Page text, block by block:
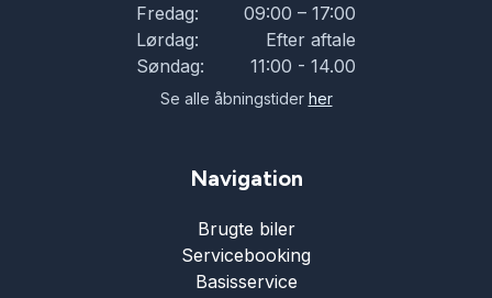
Fredag:
09:00 – 17:00
Lørdag:
Efter aftale
Søndag:
11:00 - 14.00
Se alle åbningstider her
Navigation
Brugte biler
Servicebooking
Basisservice